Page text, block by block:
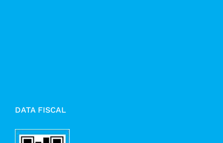
DATA FISCAL